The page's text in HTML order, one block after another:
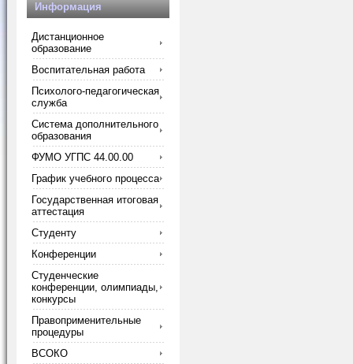
Информация
Дистанционное
образование
Воспитательная работа
Психолого-педагогическая
служба
Система дополнительного
образования
ФУМО УГПС 44.00.00
График учебного процесса
Государственная итоговая
аттестация
Студенту
Конференции
Студенческие
конференции, олимпиады,
конкурсы
Правоприменительные
процедуры
ВСОКО